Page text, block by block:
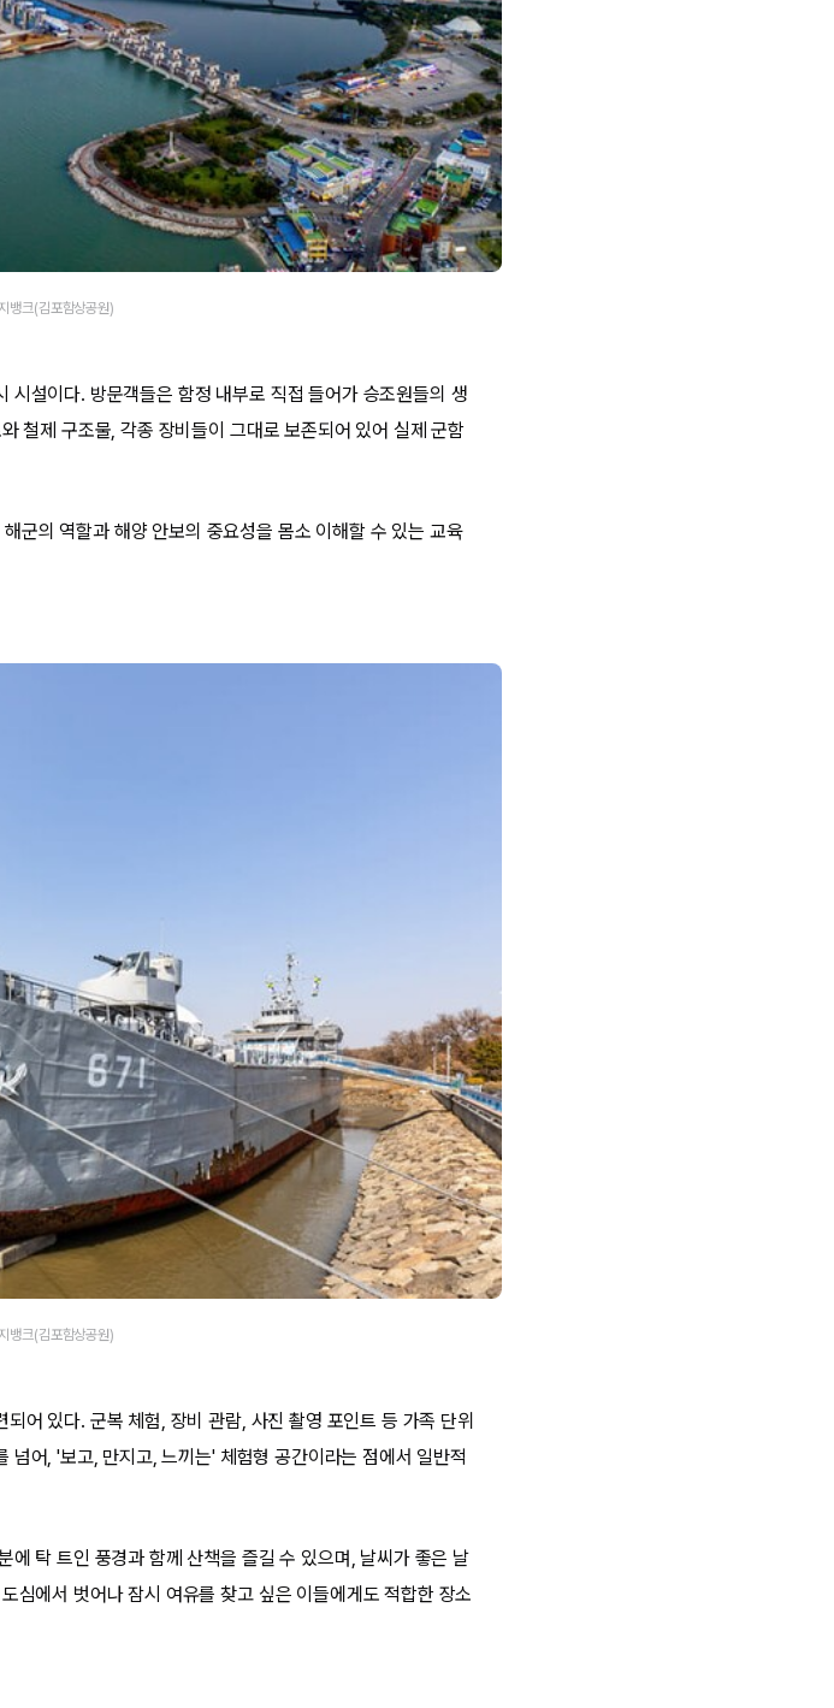
뱅크(김포함상공원)
시설이다. 방문객들은 함정 내부로 직접 들어가 승조원들의 생
철제 구조물, 각종 장비들이 그대로 보존되어 있어 실제 군함
군의 역할과 해양 안보의 중요성을 몸소 이해할 수 있는 교육
뱅크(김포함상공원)
어 있다. 군복 체험, 장비 관람, 사진 촬영 포인트 등 가족 단위
어, '보고, 만지고, 느끼는' 체험형 공간이라는 점에서 일반적
탁 트인 풍경과 함께 산책을 즐길 수 있으며, 날씨가 좋은 날
심에서 벗어나 잠시 여유를 찾고 싶은 이들에게도 적합한 장소